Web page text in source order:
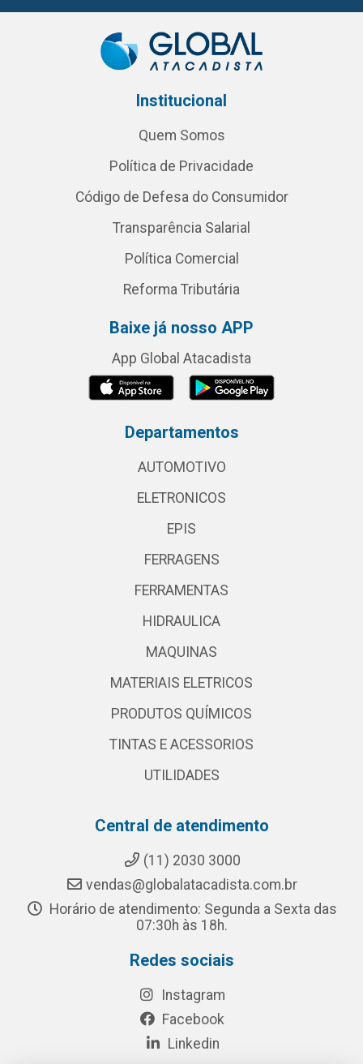
Institucional
Quem Somos
Política de Privacidade
Código de Defesa do Consumidor
Transparência Salarial
Política Comercial
Reforma Tributária
Baixe já nosso APP
App Global Atacadista
Departamentos
AUTOMOTIVO
ELETRONICOS
EPIS
FERRAGENS
FERRAMENTAS
HIDRAULICA
MAQUINAS
MATERIAIS ELETRICOS
PRODUTOS QUÍMICOS
TINTAS E ACESSORIOS
UTILIDADES
Central de atendimento
(11) 2030 3000
vendas@globalatacadista.com.br
Horário de atendimento: Segunda a Sexta das
07:30h às 18h.
Redes sociais
Instagram
Facebook
Linkedin